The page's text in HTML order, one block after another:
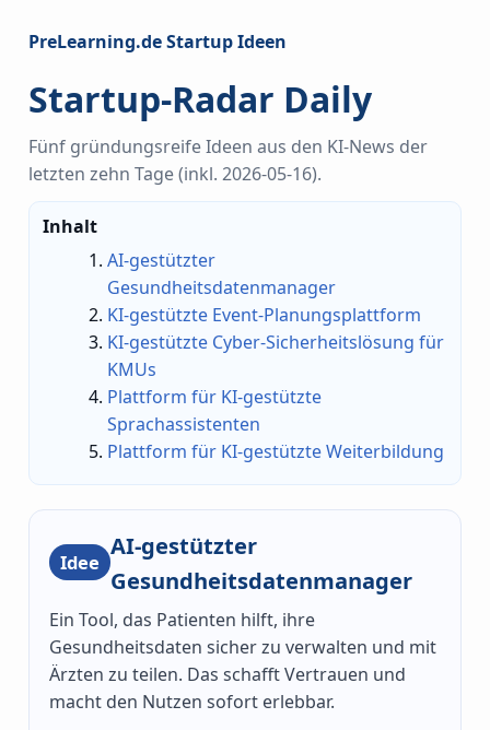
PreLearning.de Startup Ideen
Startup-Radar Daily
Fünf gründungsreife Ideen aus den KI-News der
letzten zehn Tage (inkl. 2026-05-16).
Inhalt
AI-gestützter
Gesundheitsdatenmanager
KI-gestützte Event-Planungsplattform
KI-gestützte Cyber-Sicherheitslösung für
KMUs
Plattform für KI-gestützte
Sprachassistenten
Plattform für KI-gestützte Weiterbildung
Idee
AI-gestützter
Gesundheitsdatenmanager
Ein Tool, das Patienten hilft, ihre
Gesundheitsdaten sicher zu verwalten und mit
Ärzten zu teilen. Das schafft Vertrauen und
macht den Nutzen sofort erlebbar.